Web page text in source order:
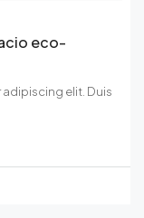
eco-
elit. Duis